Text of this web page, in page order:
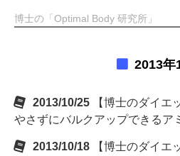
博士の「Optimal Body 研究所」
2013年
2013/10/25
【博士のダイエ
やさずにバルクアップできるア
2013/10/18
【博士のダイエ